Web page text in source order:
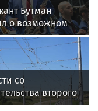
Бутман
о возможном
первого в
джазового вуза
со
второго
линии